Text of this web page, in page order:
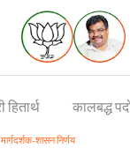
हितार्थ कालबद्ध
शासन निर्णय